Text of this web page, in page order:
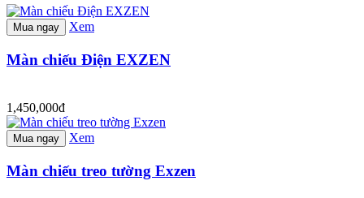
Mua ngay Xem
Màn chiếu Điện EXZEN
1,450,000đ
Mua ngay Xem
Màn chiếu treo tường Exzen